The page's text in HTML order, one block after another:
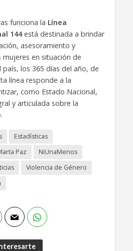
funciona la Línea
144está destinada a brindar
asesoramiento y
en situación de
los 365 días del año, de
línea responde a la
como Estado Nacional,
y articulada sobre la
Estadísticas
Paz
NiUnaMenos
Violencia de Género